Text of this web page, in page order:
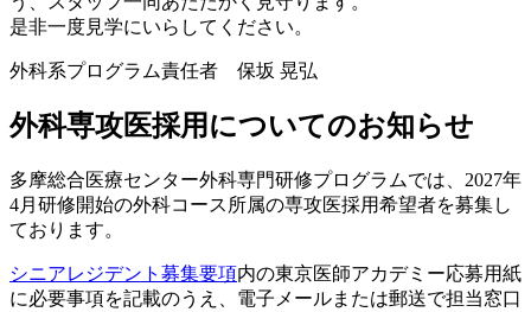
是非一度見学にいらしてください。
外科系プログラム責任者 保坂 晃弘
外科専攻医採用についてのお知らせ
多摩総合医療センター外科専門研修プログラムでは、2027年
4月研修開始の外科コース所属の専攻医採用希望者を募集し
ております。
シニアレジデント募集要項内の東京医師アカデミー応募用紙
に必要事項を記載のうえ、電子メールまたは郵送で担当窓口